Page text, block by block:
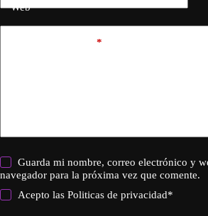
Web
*
Guarda mi nombre, correo electrónico y
navegador para la próxima vez que comente.
Acepto lasPoliticas de privacidad*